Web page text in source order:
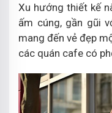
Xu hướng thiết kế
ấm cúng, gần gũi
mang đến vẻ đẹp
các quán cafe có